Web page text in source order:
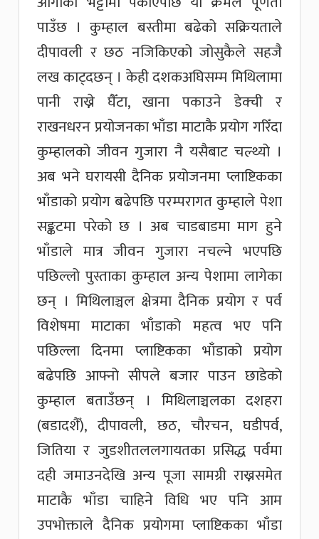
पाउँछ । कुम्हाल बस्तीमा बढेको सक्रियताले
दीपावली र छठ नजिकिएको जोसुकैले सहजै
लख काट्दछन् । केही दशकअघिसम्म मिथिलामा
पानी राख्ने घैँटा, खाना पकाउने डेक्ची र
राखनधरन प्रयोजनका भाँडा माटाकै प्रयोग गरिँदा
कुम्हालको जीवन गुजारा नै यसैबाट चल्थ्यो ।
अब भने घरायसी दैनिक प्रयोजनमा प्लाष्टिकका
भाँडाको प्रयोग बढेपछि परम्परागत कुम्हाले पेशा
सङ्कटमा परेको छ । अब चाडबाडमा माग हुने
भाँडाले मात्र जीवन गुजारा नचल्ने भएपछि
पछिल्लो पुस्ताका कुम्हाल अन्य पेशामा लागेका
छन् । मिथिलाञ्चल क्षेत्रमा दैनिक प्रयोग र पर्व
विशेषमा माटाका भाँडाको महत्व भए पनि
पछिल्ला दिनमा प्लाष्टिकका भाँडाको प्रयोग
बढेपछि आफ्नो सीपले बजार पाउन छाडेको
कुम्हाल बताउँछन् । मिथिलाञ्चलका दशहरा
(बडादशैँ), दीपावली, छठ, चौरचन, घडीपर्व,
जितिया र जुडशीतललगायतका प्रसिद्ध पर्वमा
दही जमाउनदेखि अन्य पूजा सामग्री राख्नसमेत
माटाकै भाँडा चाहिने विधि भए पनि आम
उपभोक्ताले दैनिक प्रयोगमा प्लाष्टिकका भाँडा